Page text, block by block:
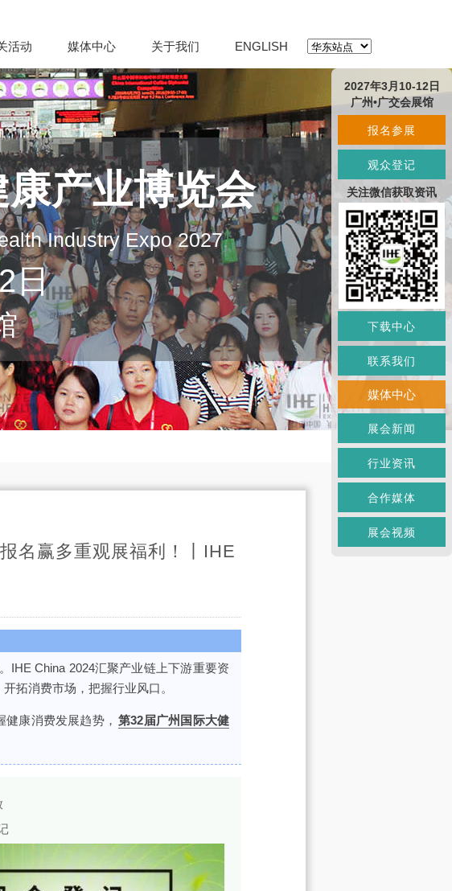
活动 媒体中心 关于我们 ENGLISH
产业博览会
Industry Expo 2027
日
名赢多重观展福利！丨IHE
IHE China 2024汇聚产业链上下游重要资
拓消费市场，把握行业风口。
康消费发展趋势， 第32届广州国际大健
2027年3月10-12日
广州•广交会展馆
报名参展
观众登记
关注微信获取资讯
下载中心
联系我们
媒体中心
展会新闻
行业资讯
合作媒体
展会视频